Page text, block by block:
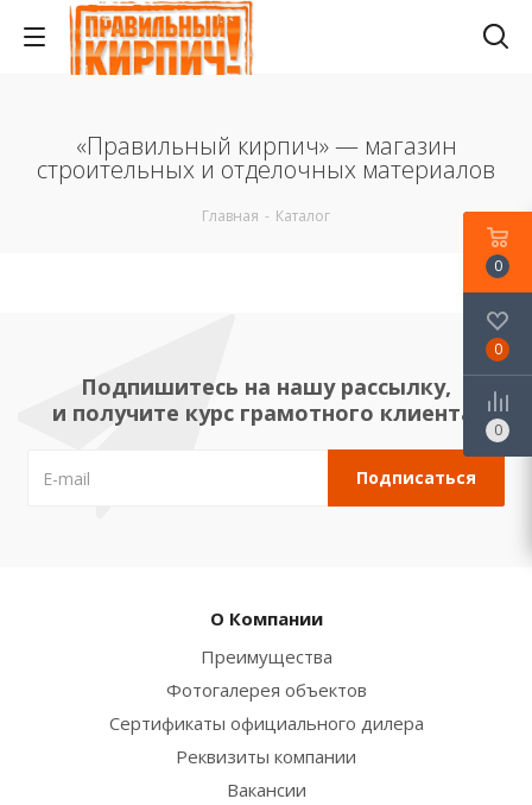
«Правильный кирпич» — магазин
строительных и отделочных материалов
Главная - Каталог
Подпишитесь на нашу рассылку,
и получите курс грамотного клиента!
О Компании
Преимущества
Фотогалерея объектов
Сертификаты официального дилера
Реквизиты компании
Вакансии
0
0
0